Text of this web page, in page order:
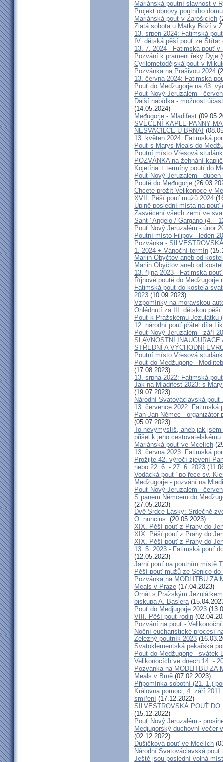
Mariánská poutní slavnost v
Projekt obnovy poutního
Mariánská pouť v Žarošicích
Zlatá sobota u Matky Boží v
13. srpen 2024: Fatimská
IV. dětská pěší pouť ze Štítar
13. 7. 2024 - Fatimská pouť
Pozvání k prameni řeky Dyje
Cyrilometodějská pouť v
Pozvánka na Prašivou 2024
13. června 2024: Fatimská
Pouť do Medžugorje na 43.
Pouť Nový Jeruzalém -
Další nabídka - možnost
(14.05.2024)
Međugorje - Mladifest
SVĚCENÍ KAPLE PANNY
NESVAČILCE U BRNA!
13. květen 2024: Fatimská
Pouť s Marys Meals do
Poutní místo Vřesová
POZVÁNKA na žehnání
Kojetína + termíny poutí do
Pouť Nový Jeruzalém - duben
Poutě do Međugorje
Chcete prožít Velikonoce v
XVII. Pěší pouť mužů 2024
Úplně poslední místa na pouť
Zasvěcení všech zemí ve
Sant ' Angelo / Gargano (4. -
Pouť Nový Jeruzalém - únor
Poutní místo Filipov - leden
Pozvánka -
1. 2024 + Vánoční termín
Mariin Obyčtov aneb od
Mariin Obyčtov aneb od
13. října 2023 - Fatimská
Říjnové poutě do Medžugorje
Fatimská pouť do kostela
2023 (10.09.2023)
Vzpomínky na moravskou
Ohlédnutí za III. dětskou pěší
Pouť k Pražskému Jezulátku
12. národní pouť přátel díla
Pouť Nový Jeruzalém - září
SLAVNOSTNÍ
STŘEDNÍ A VÝCHODNÍ
Poutní místo Vřesová
Pouť do Medžugorje -
(17.08.2023)
13. srpna 2022: Fatimská
Jak na Mladifest 2023: s
(19.07.2023)
Národní Svatováclavská pouť
13. července 2022: Fatimská
Pan Jan Němec -
(05.07.2023)
To nevymyslíš, aneb jak
přišel k jeho cestovatelskému
Mariánská pouť ve Mcelích
13. června 2023: Fatimská
Prožijte 42. výročí zjevení
nebo 22. 6. - 27. 6. 2023
Vodácká pouť "po řece sv.
Medžugorje - pozvání na
Pouť Nový Jeruzalém -
S panem Němcem do
(27.05.2023)
Dvě Srdce Lásky: Srdečně
O. nuncius. (20.05.2023)
XIX. Pěší pouť z Prahy do
XIX. Pěší pouť z Prahy do
XIX. Pěší pouť z Prahy do
13. 5. 2023 - Fatimská pouť
(12.05.2023)
Jarní pouť na poutním místě
Pěší pouť mužů ze Senice do
Pozvánka na MODLITBU ZA
Meals v Praze (17.04.2023)
Ornát s Pražským
biskupa A. Baslera
Pouť do Medjugorje 2023
VIII. Pěší pouť rodin
Pozvání na pouť -
Noční eucharistické procesí
Železný poutník 2023
Svatoklementská pekařská
Pouť do Medžugorje - svátek
Velikonocích ve dnech 14. -
Pozvánka na MODLITBU ZA
Meals v Brně (07.02.2023)
Připomínka sobotní (21. 1.)
Královna pomoci, 4. září
smíření (17.12.2022)
SILVESTROVSKÁ POUŤ DO
(15.12.2022)
Pouť Nový Jeruzalém -
Medjugorský duchovní večer
(02.12.2022)
Dušičková pouť ve Mcelích
Národní Svatováclavská pouť
Ještě jsou poslední volná